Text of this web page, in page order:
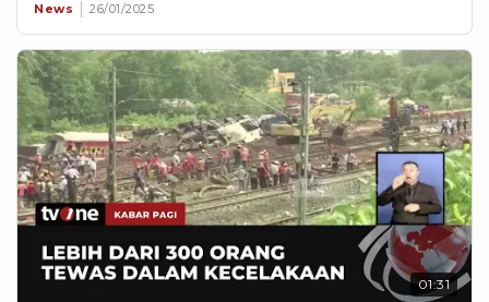
News 26/01/2025
01:31